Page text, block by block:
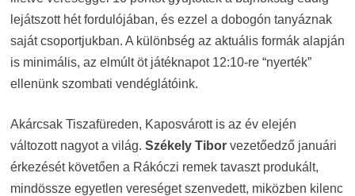
lejátszott hét fordulójában, és ezzel a dobogón tanyáznak
saját csoportjukban. A különbség az aktuális formák alapján
is minimális, az elmúlt öt játéknapot 12:10-re “nyerték”
ellenünk szombati vendéglátóink.
Akárcsak Tiszafüreden, Kaposvárott is az év elején
változott nagyot a világ. Székely Tiborvezetőedző januári
érkezését követően a Rákóczi remek tavaszt produkált,
mindössze egyetlen vereséget szenvedett, miközben kilenc